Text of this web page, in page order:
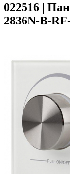
022516 |
2836N-B-